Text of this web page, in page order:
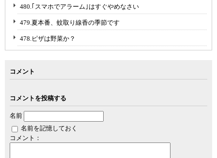
480.｢スマホでアラーム｣はすぐやめなさい
479.夏本番、蚊取り線香の季節です
478.ピザは野菜か？
コメント
コメントを投稿する
名前
名前を記憶しておく
コメント：